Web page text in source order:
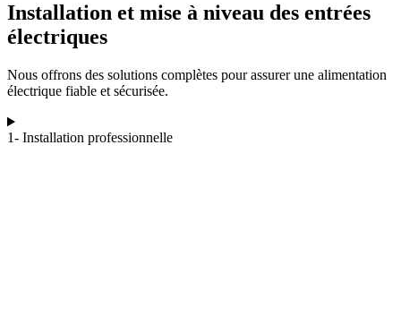
Installation et mise à niveau des entrées
électriques
Nous offrons des solutions complètes pour assurer une alimentation
électrique fiable et sécurisée.
1- Installation professionnelle